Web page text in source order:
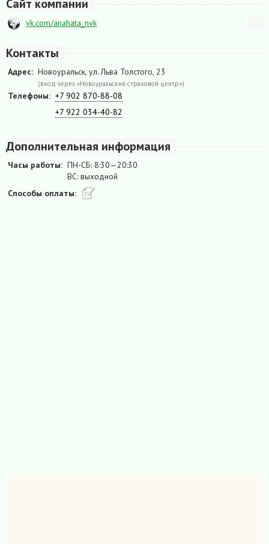
Сайт компании
vk.com/anahata_nvk
Контакты
Адрес: Новоуральск, ул. Льва Толстого, 23
(вход через «Новоуральский страховой центр»)
Телефоны: +7 902 870-88-08
+7 922 034-40-82
Дополнительная информация
Часы работы: ПН-СБ: 8:30—20:30
ВС: выходной
Способы оплаты: